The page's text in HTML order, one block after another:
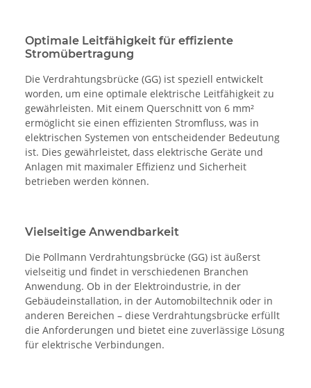
Optimale Leitfähigkeit für effiziente
Stromübertragung
Die Verdrahtungsbrücke (GG) ist speziell entwickelt
worden, um eine optimale elektrische Leitfähigkeit zu
gewährleisten. Mit einem Querschnitt von 6 mm²
ermöglicht sie einen effizienten Stromfluss, was in
elektrischen Systemen von entscheidender Bedeutung
ist. Dies gewährleistet, dass elektrische Geräte und
Anlagen mit maximaler Effizienz und Sicherheit
betrieben werden können.
Vielseitige Anwendbarkeit
Die Pollmann Verdrahtungsbrücke (GG) ist äußerst
vielseitig und findet in verschiedenen Branchen
Anwendung. Ob in der Elektroindustrie, in der
Gebäudeinstallation, in der Automobiltechnik oder in
anderen Bereichen – diese Verdrahtungsbrücke erfüllt
die Anforderungen und bietet eine zuverlässige Lösung
für elektrische Verbindungen.